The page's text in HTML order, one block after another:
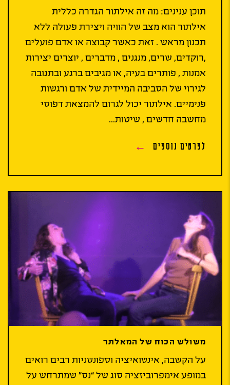
תוכן ענינים: מה זה אילתור הגדרה כללית
אילתור הוא מצב של הוויה ויצירת פעולה ללא
תכנון מראש . זאת כאשר קבוצה או אדם פועלים
,רוקדים, שרים, מנגנים , מדברים , יוצרים יצירות
אמנות , פותרים בעיה, או מגיבים ברגע ובתגובה
לגירוי של הסביבה המיידית של אדם ורגשות
פנימיים. אילתור יכול לגרום להמצאת דפוסי
מחשבה חדשים , שיטות...
לפרטים נוספים
משולש הכוח של המאלתר
על הקשבה, אינטואיציה וספונטניות רבים רואים
במופע אימפרוביזציה סוג של “נס” שמתרחש על